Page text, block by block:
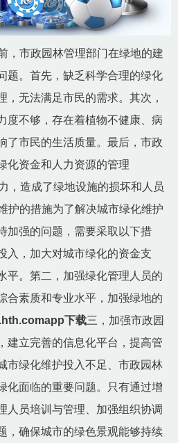
，市政园林管理部门在绿地的建
题。首先，缺乏科学合理的绿化
，无法满足市民的需求。其次，
度不够，存在着植物不健康、病
了市民的生活质量。最后，市政
化资金和人力资源的管理
，造成了绿地设施的损坏和人员
护的措施为了解决城市绿化维护
加强的问题，需要采取以下措
入，加大对城市绿化的资金支
平。第二，加强绿化管理人员的
合素质和专业水平，加强绿地的
下载三，加强市政园
建立完善的信息化平台，提高管
市绿化维护投入不足、市政园林
化面临的重要问题。只有通过增
人员培训与管理、加强组织协调
，确保城市的绿色景观能够持续